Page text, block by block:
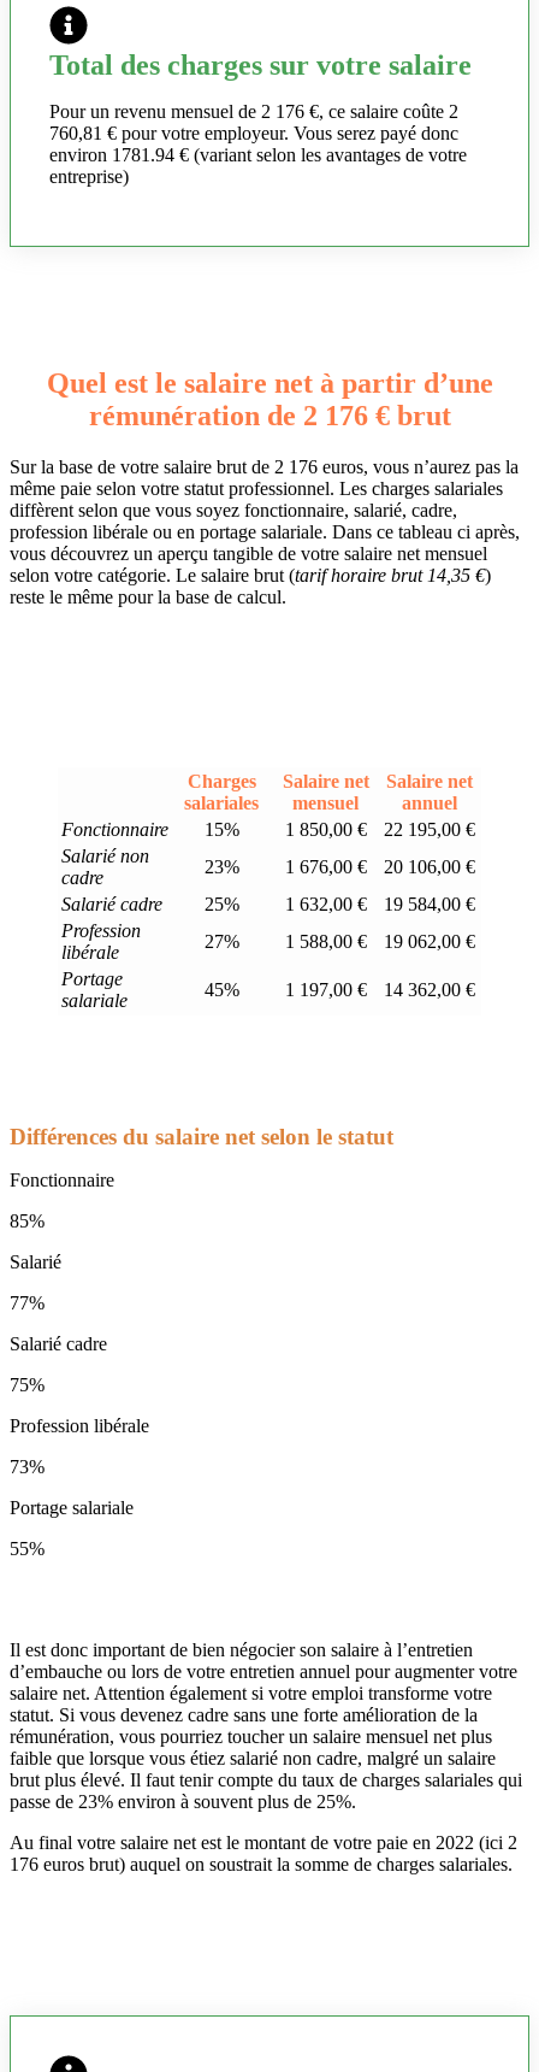
Total des charges sur votre salaire
Pour un revenu mensuel de 2 176 €, ce salaire coûte 2
760,81 € pour votre employeur. Vous serez payé donc
environ 1781.94 € (variant selon les avantages de votre
entreprise)
Quel est le salaire net à partir d’une
rémunération de 2 176 € brut
Sur la base de votre salaire brut de 2 176 euros, vous n’aurez pas la
même paie selon votre statut professionnel. Les charges salariales
diffèrent selon que vous soyez fonctionnaire, salarié, cadre,
profession libérale ou en portage salariale. Dans ce tableau ci après,
vous découvrez un aperçu tangible de votre salaire net mensuel
selon votre catégorie. Le salaire brut (tarif horaire brut 14,35 €)
reste le même pour la base de calcul.
Charges
salariales
Salaire net
mensuel
Salaire net
annuel
Fonctionnaire
15% 1 850,00 €
22 195,00 €
Salarié non
cadre
23% 1 676,00 €
20 106,00 €
Salarié cadre
25% 1 632,00 €
19 584,00 €
Profession
libérale
27% 1 588,00 €
19 062,00 €
Portage
salariale
45% 1 197,00 € 14 362,00 €
Différences du salaire net selon le statut
Fonctionnaire
85%
Salarié
77%
Salarié cadre
75%
Profession libérale
73%
Portage salariale
55%
Il est donc important de bien négocier son salaire à l’entretien
d’embauche ou lors de votre entretien annuel pour augmenter votre
salaire net. Attention également si votre emploi transforme votre
statut. Si vous devenez cadre sans une forte amélioration de la
rémunération, vous pourriez toucher un salaire mensuel net plus
faible que lorsque vous étiez salarié non cadre, malgré un salaire
brut plus élevé. Il faut tenir compte du taux de charges salariales qui
passe de 23% environ à souvent plus de 25%.
Au final votre salaire net est le montant de votre paie en 2022 (ici 2
176 euros brut) auquel on soustrait la somme de charges salariales.